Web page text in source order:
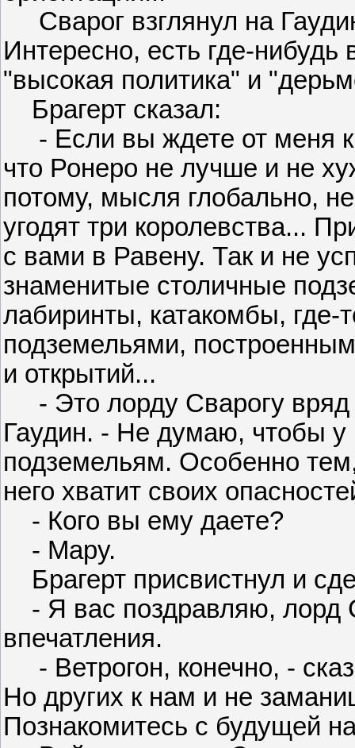
Сварог взглянул на
Интересно, есть где-
"высокая политика" и
Брагерт сказал:
- Если вы ждете от меня
что Ронеро не лучше и не
потому, мысля глобально,
угодят три королевства...
с вами в Равену. Так и не
знаменитые столичные
лабиринты, катакомбы,
подземельями,
и открытий...
- Это лорду Сварогу вряд
Гаудин. - Не думаю, чтобы у
подземельям. Особенно
него хватит своих
- Кого вы ему даете?
- Мару.
Брагерт присвистнул и
- Я вас поздравляю, лорд
впечатления.
- Ветрогон, конечно, -
Но других к нам и не
Познакомитесь с будущей